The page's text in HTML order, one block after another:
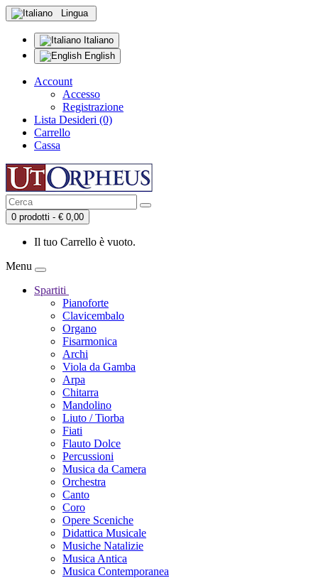
Lingua
Italiano
English
Account
Accesso
Registrazione
Lista Desideri (0)
Carrello
Cassa
0 prodotti - € 0,00
Il tuo Carrello è vuoto.
Menu
Spartiti
Pianoforte
Clavicembalo
Organo
Fisarmonica
Archi
Viola da Gamba
Arpa
Chitarra
Mandolino
Liuto / Tiorba
Fiati
Flauto Dolce
Percussioni
Musica da Camera
Orchestra
Canto
Coro
Opere Sceniche
Didattica Musicale
Musiche Natalizie
Musica Antica
Musica Contemporanea